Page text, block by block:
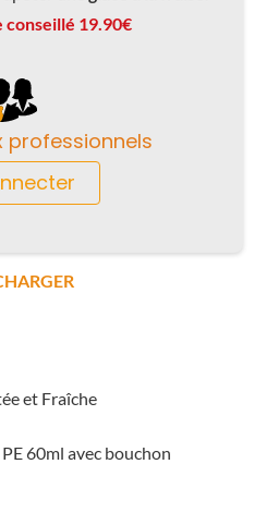
conseillé 19.90€
professionnels
et Fraîche
60ml avec bouchon